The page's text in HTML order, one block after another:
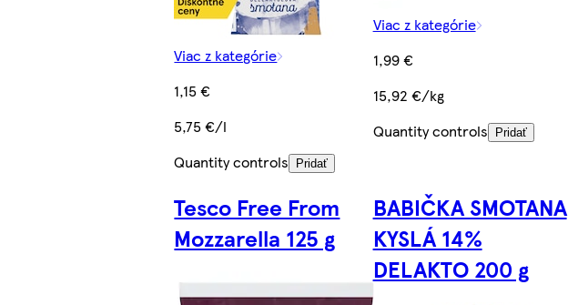
Viac z kategórie
1,15 €
5,75 €/l
Quantity controls
Pridať
Viac z kategórie
1,99 €
15,92 €/kg
Quantity controls
Pridať
Tesco Free From
Mozzarella 125 g
BABIČKA SMOTANA
KYSLÁ 14%
DELAKTO 200 g